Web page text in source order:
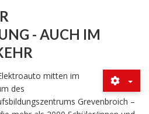
- AUCH IM
mitten im
des
Grevenbroich –